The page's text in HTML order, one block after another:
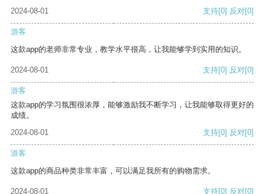
2024-08-01 支持[0] 反对[0]
游客
这款app的老师非常专业，教学水平很高，让我能够学到实用的知识。
2024-08-01 支持[0] 反对[0]
游客
这款app的学习氛围很浓厚，能够激励我不断学习，让我能够取得更好的
成绩。
2024-08-01
支持[0] 反对[0]
游客
这款app的商品种类非常丰富，可以满足我所有的购物需求。
2024-08-01 支持[0] 反对[0]